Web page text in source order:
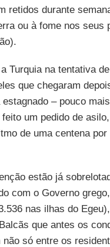
retidos durante
ou à fome nos seus
Turquia na tentativa
que chegaram
– pouco
um pedido de
de uma centena
estão já
com o Governo
nas ilhas do
que antes os
só entre os